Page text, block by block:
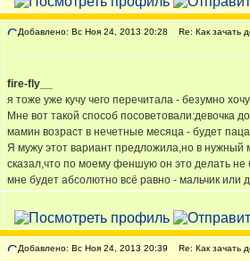
Добавлено: Вс Ноя 24, 2013 20:28 Re: Как зачать
fire-fly__
я тоже уже кучу чего перечитала - безумно
Мне вот такой способ посоветовали:девочка
мамин возраст в нечетные месяца - будет
Я мужу этот вариант предложила,но в нужный
сказал,что по моему феншую он это делать не
мне будет абсолютно всё равно - мальчик или
Добавлено: Вс Ноя 24, 2013 20:39 Re: Как зачать